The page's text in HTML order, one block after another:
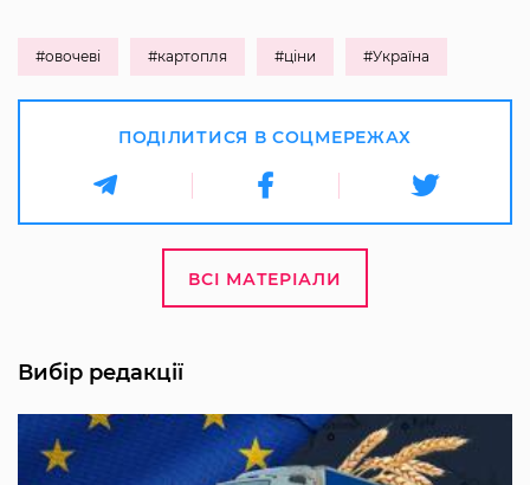
#овочеві #картопля #ціни #Україна
ПОДІЛИТИСЯ В СОЦМЕРЕЖАХ
ВСІ МАТЕРІАЛИ
Вибір редакції